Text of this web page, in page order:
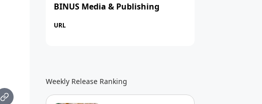
BINUS Media & Publishing
URL
Weekly Release Ranking